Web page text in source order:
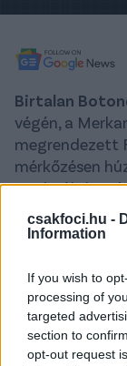
csakfoci.hu -
Information
If you wish to
processing of
targeted
section to
opt-out request
Birtalan
végén, a
megrendezett
mérkőzésen
az elmúlt
állapota
vizsgálatok
A csatárt
szezonban